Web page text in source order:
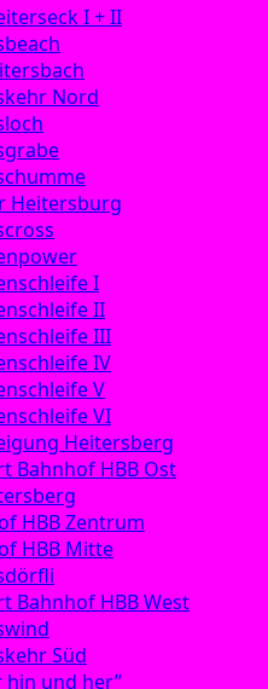
I + II
Nord
Heitersburg
I
II
III
IV
V
VI
Heitersberg
Bahnhof HBB Ost
HBB Zentrum
HBB Mitte
Bahnhof HBB West
Süd
hin und her”